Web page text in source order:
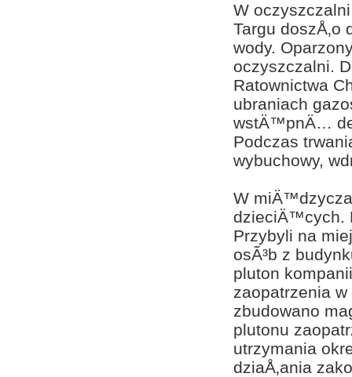
W
Targu doszÅ‚o
wody.
oczyszczalni.
Ratownictwa
ubraniach
wstÄ™pnÄ…
Podczas
wybuchowy,
W
dzieciÄ™cych.
Przybyli na
osÃ³b z
pluton
zaopatrzenia
zbudowano
plutonu
utrzymania
dziaÅ‚ania